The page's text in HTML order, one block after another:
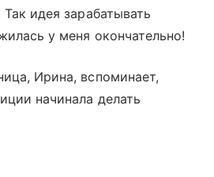
идея зарабатывать
у меня окончательно!
Ирина, вспоминает,
начинала делать